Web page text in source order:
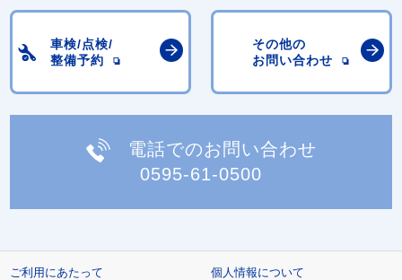
車検/点検/
整備予約
その他の
お問い合わせ
電話でのお問い合わせ
0595-61-0500
ご利用にあたって 個人情報について